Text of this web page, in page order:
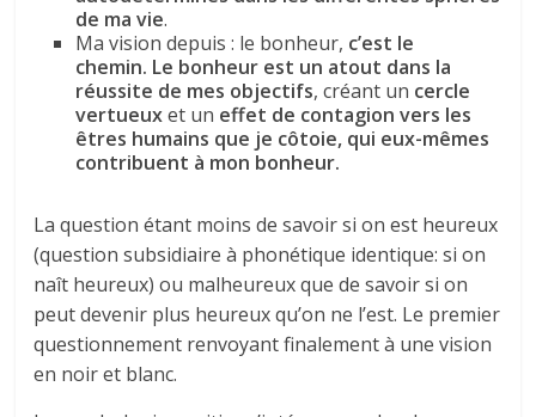
de ma vie.
Ma vision depuis : le bonheur, c’est le
chemin. Le bonheur est un atout dans la
réussite de mes objectifs, créant un cercle
vertueuxet un effet de contagion vers les
êtres humains que je côtoie, qui eux-mêmes
contribuent à mon bonheur.
La question étant moins de savoir si on est heureux
(question subsidiaire à phonétique identique: si on
naît heureux) ou malheureux que de savoir si on
peut devenir plus heureux qu’on ne l’est. Le premier
questionnement renvoyant finalement à une vision
en noir et blanc.